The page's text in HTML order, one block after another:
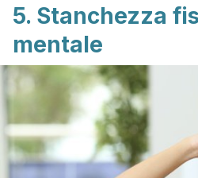
5. Stanchezza
mentale